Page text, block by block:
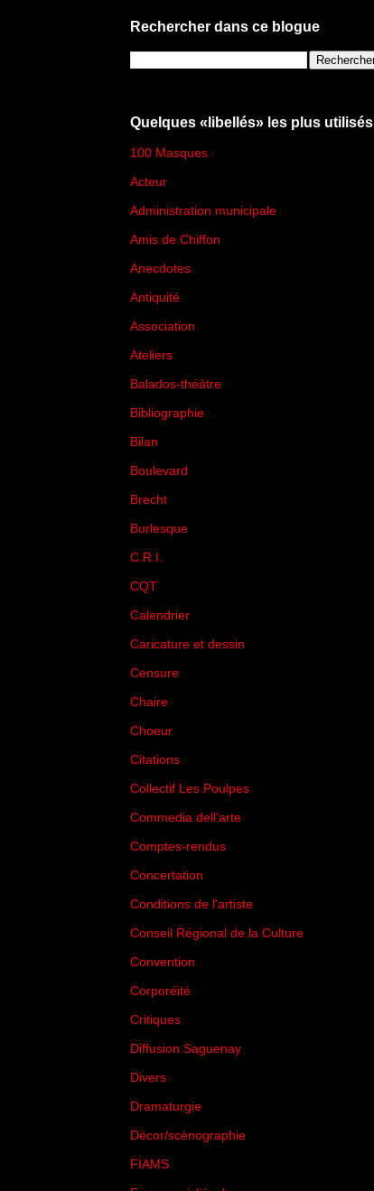
Rechercher dans ce blogue
Quelques «libellés» les plus utilisés
100 Masques
Acteur
Administration municipale
Amis de Chiffon
Anecdotes
Antiquité
Association
Ateliers
Balados-théâtre
Bibliographie
Bilan
Boulevard
Brecht
Burlesque
C.R.I.
CQT
Calendrier
Caricature et dessin
Censure
Chaire
Choeur
Citations
Collectif Les Poulpes
Commedia dell'arte
Comptes-rendus
Concertation
Conditions de l'artiste
Conseil Régional de la Culture
Convention
Corporéité
Critiques
Diffusion Saguenay
Divers
Dramaturgie
Décor/scénographie
FIAMS